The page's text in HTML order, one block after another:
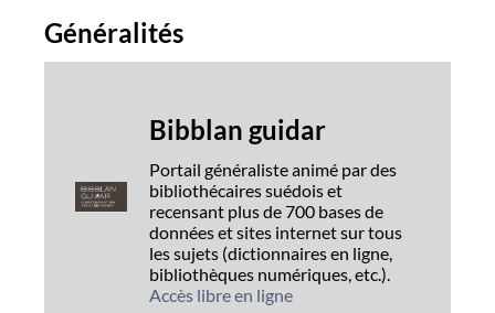
Généralités
Bibblan guidar
Portail généraliste animé par des
bibliothécaires suédois et
recensant plus de 700 bases de
données et sites internet sur tous
les sujets (dictionnaires en ligne,
bibliothèques numériques, etc.).
Accès libre en ligne